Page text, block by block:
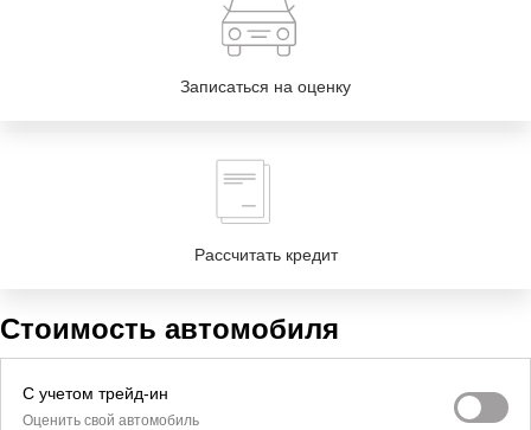
Записаться на оценку
Рассчитать кредит
Стоимость автомобиля
С учетом трейд-ин
Оценить свой автомобиль